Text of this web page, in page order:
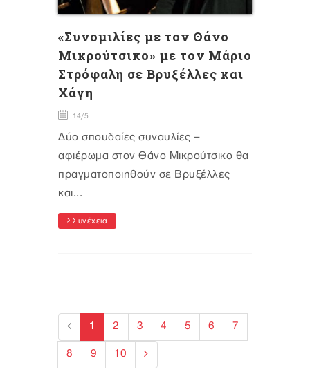
«Συνομιλίες με τον Θάνο
Μικρούτσικο» με τον Μάριο
Στρόφαλη σε Βρυξέλλες και
Χάγη
14/5
Δύο σπουδαίες συναυλίες –
αφιέρωμα στον Θάνο Μικρούτσικο θα
πραγματοποιηθούν σε Βρυξέλλες
και...
Συνέχεια
1 2 3 4 5 6 7
8 9 10